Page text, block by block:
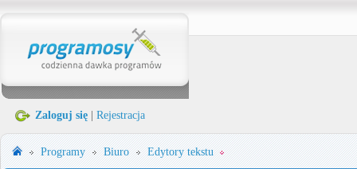
Zaloguj się Rejestracja
Programy Biuro Edytory tekstu